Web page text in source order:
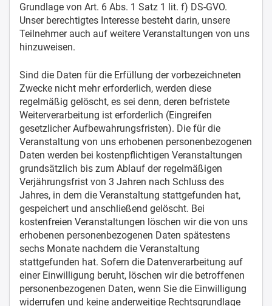
Grundlage von Art. 6 Abs. 1 Satz 1 lit. f) DS-GVO.
Unser berechtigtes Interesse besteht darin, unsere
Teilnehmer auch auf weitere Veranstaltungen von uns
hinzuweisen.
Sind die Daten für die Erfüllung der vorbezeichneten
Zwecke nicht mehr erforderlich, werden diese
regelmäßig gelöscht, es sei denn, deren befristete
Weiterverarbeitung ist erforderlich (Eingreifen
gesetzlicher Aufbewahrungsfristen). Die für die
Veranstaltung von uns erhobenen personenbezogenen
Daten werden bei kostenpflichtigen Veranstaltungen
grundsätzlich bis zum Ablauf der regelmäßigen
Verjährungsfrist von 3 Jahren nach Schluss des
Jahres, in dem die Veranstaltung stattgefunden hat,
gespeichert und anschließend gelöscht. Bei
kostenfreien Veranstaltungen löschen wir die von uns
erhobenen personenbezogenen Daten spätestens
sechs Monate nachdem die Veranstaltung
stattgefunden hat. Sofern die Datenverarbeitung auf
einer Einwilligung beruht, löschen wir die betroffenen
personenbezogenen Daten, wenn Sie die Einwilligung
widerrufen und keine anderweitige Rechtsgrundlage